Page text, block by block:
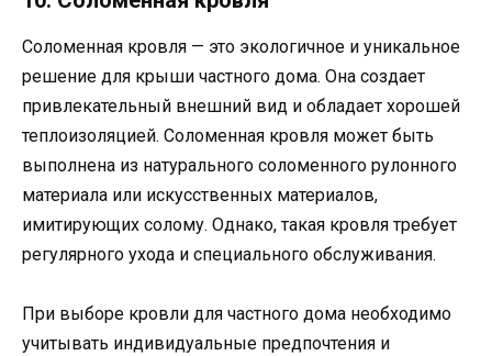
Соломенная кровля — это экологичное и уникальное
решение для крыши частного дома. Она создает
привлекательный внешний вид и обладает хорошей
теплоизоляцией. Соломенная кровля может быть
выполнена из натурального соломенного рулонного
материала или искусственных материалов,
имитирующих солому. Однако, такая кровля требует
регулярного ухода и специального обслуживания.
При выборе кровли для частного дома необходимо
учитывать индивидуальные предпочтения и